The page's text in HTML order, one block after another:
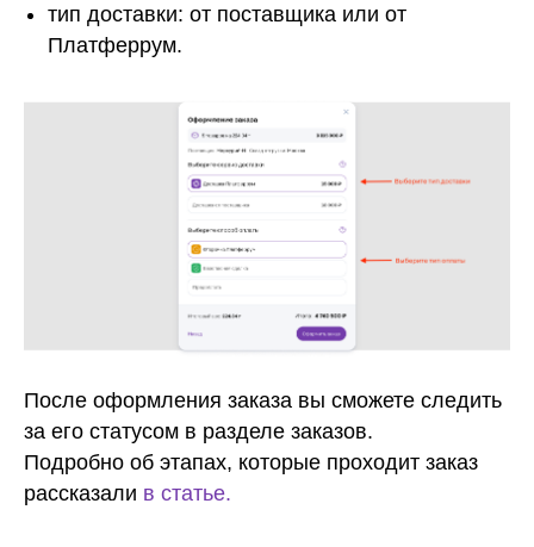
тип доставки: от поставщика или от
Платферрум.
После оформления заказа вы сможете следить
за его статусом в разделе заказов.
Подробно об этапах, которые проходит заказ
рассказали в статье.